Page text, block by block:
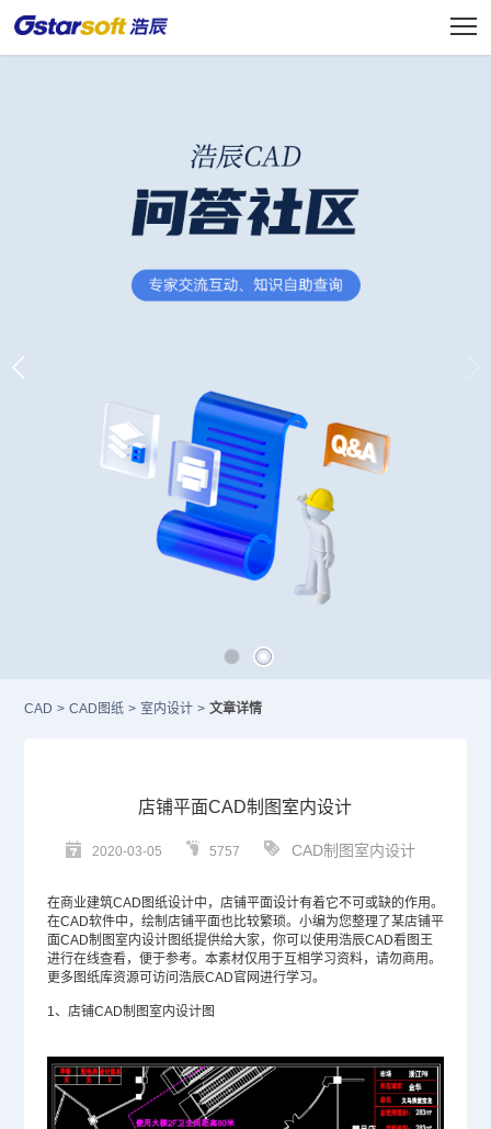
CAD > CAD图纸 > 室内设计 > 文章详情
店铺平面CAD制图室内设计
2020-03-05 5757 CAD制图室内设计
在商业建筑CAD 图纸设计中，店铺平面设计有着它不可或缺的作用。
在CAD软件中，绘制店铺平面也比较繁琐。小编为您整理了某店铺平
面CAD制图室内设计图纸提供给大家，你可以使用浩辰CAD看图王
进行在线查看，便于参考。本素材仅用于互相学习资料，请勿商用。
更多图纸库资源可访问浩辰CAD官网进行学习。
1、店铺CAD制图室内设计图